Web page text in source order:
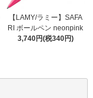
【LAMY/ラミー】SAFA
RI ボールペン neonpink
3,740円(税340円)